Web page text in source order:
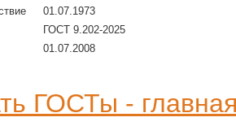
01.07.1973
ГОСТ 9.202-2025
01.07.2008
ГОСТы -